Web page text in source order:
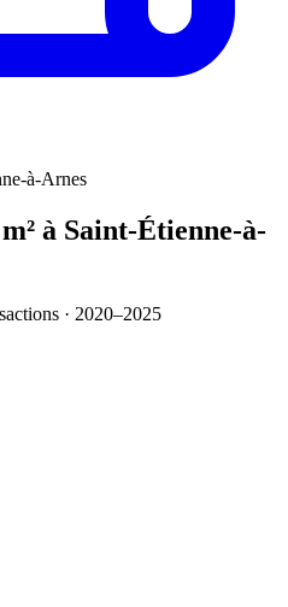
à-Arnes
à Saint-Étienne-à-
· 2020–2025